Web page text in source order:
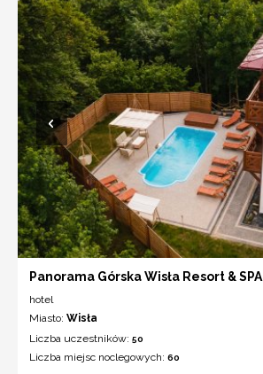
Panorama Górska Wisła Resort & SPA
hotel
Miasto: Wisła
Liczba uczestników: 50
Liczba miejsc noclegowych: 60